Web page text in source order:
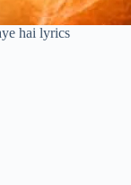
hai lyrics